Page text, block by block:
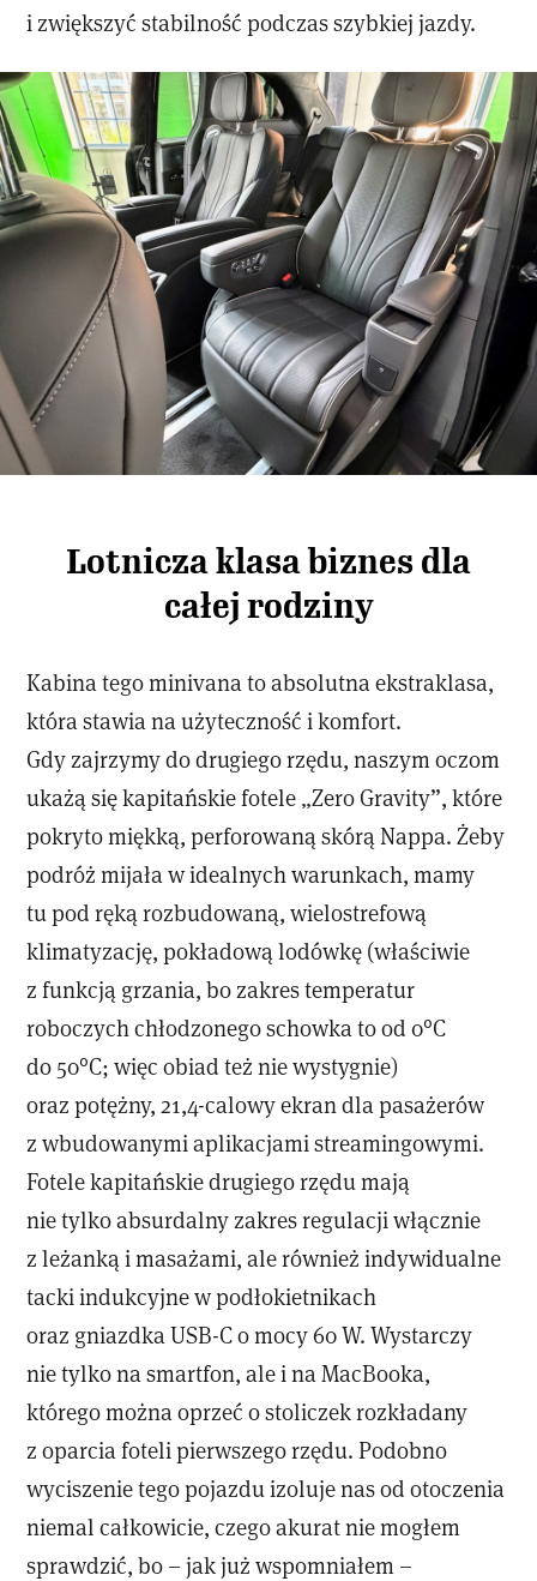
i zwiększyć stabilność podczas szybkiej jazdy.
Lotnicza klasa biznes dla
całej rodziny
Kabina tego minivana to absolutna ekstraklasa,
która stawia na użyteczność i komfort.
Gdy zajrzymy do drugiego rzędu, naszym oczom
ukażą się kapitańskie fotele „Zero Gravity”, które
pokryto miękką, perforowaną skórą Nappa. Żeby
podróż mijała w idealnych warunkach, mamy
tu pod ręką rozbudowaną, wielostrefową
klimatyzację, pokładową lodówkę (właściwie
z funkcją grzania, bo zakres temperatur
roboczych chłodzonego schowka to od 0°C
do 50°C; więc obiad też nie wystygnie)
oraz potężny, 21,4-calowy ekran dla pasażerów
z wbudowanymi aplikacjami streamingowymi.
Fotele kapitańskie drugiego rzędu mają
nie tylko absurdalny zakres regulacji włącznie
z leżanką i masażami, ale również indywidualne
tacki indukcyjne w podłokietnikach
oraz gniazdka USB-C o mocy 60 W. Wystarczy
nie tylko na smartfon, ale i na MacBooka,
którego można oprzeć o stoliczek rozkładany
z oparcia foteli pierwszego rzędu. Podobno
wyciszenie tego pojazdu izoluje nas od otoczenia
niemal całkowicie, czego akurat nie mogłem
sprawdzić, bo – jak już wspomniałem –